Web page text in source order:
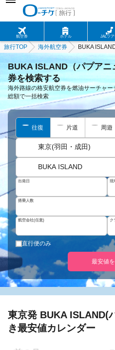
航空券 ホテル JALツ
旅行TOP 海外航空券 BUKA
BUKA ISLAND（パプアニ
券を検索する
海外路線の格安航空券を燃油サーチャ
総額で一括検索
往復 片道 周遊
東京(羽田・成田)
BUKA ISLAND
出発日 現
搭乗人数
航空会社(任意) ク
直行便のみ
最安値
東京発 BUKA ISLAND(
き最安値カレンダー